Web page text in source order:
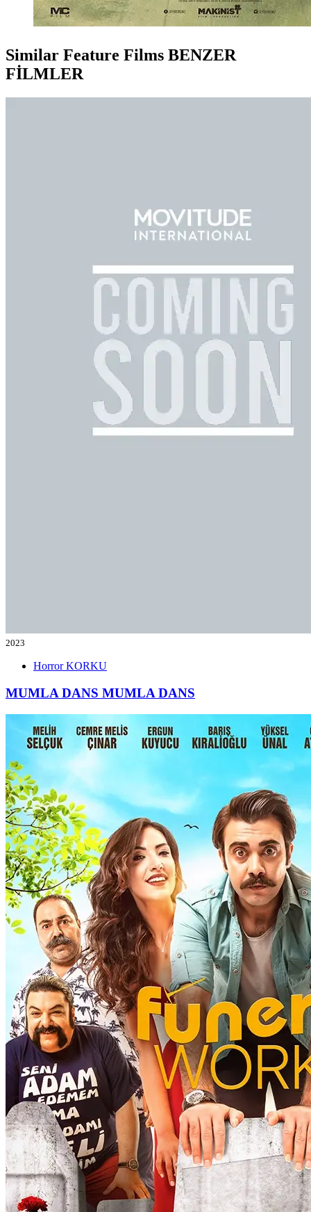
Similar Feature Films BENZER
FİLMLER
2023
HorrorKORKU
MUMLA DANS MUMLA DANS